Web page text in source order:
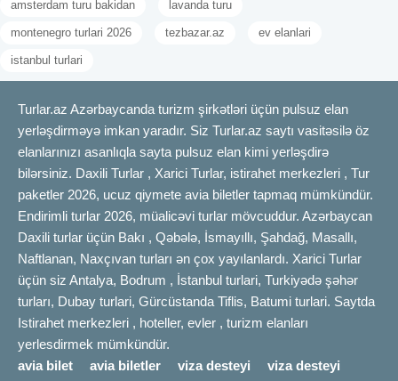
amsterdam turu bakidan lavanda turu
montenegro turlari 2026 tezbazar.az ev elanlari
istanbul turlari
Turlar.az Azərbaycanda turizm şirkətləri üçün pulsuz elan
yerləşdirməyə imkan yaradır. Siz Turlar.az saytı vasitəsilə öz
elanlarınızı asanlıqla sayta pulsuz elan kimi yerləşdirə
bilərsiniz. Daxili Turlar , Xarici Turlar, istirahet merkezleri , Tur
paketler 2026, ucuz qiymete avia biletler tapmaq mümkündür.
Endirimli turlar 2026, müalicəvi turlar mövcuddur. Azərbaycan
Daxili turlar üçün Bakı , Qəbələ, İsmayıllı, Şahdağ, Masallı,
Naftlanan, Naxçıvan turları ən çox yayılanlardı. Xarici Turlar
üçün siz Antalya, Bodrum , İstanbul turlari, Turkiyədə şəhər
turları, Dubay turlari, Gürcüstanda Tiflis, Batumi turlari. Saytda
Istirahet merkezleri , hoteller, evler , turizm elanları
yerlesdirmek mümkündür.
avia bilet
avia biletler viza desteyi
viza desteyi